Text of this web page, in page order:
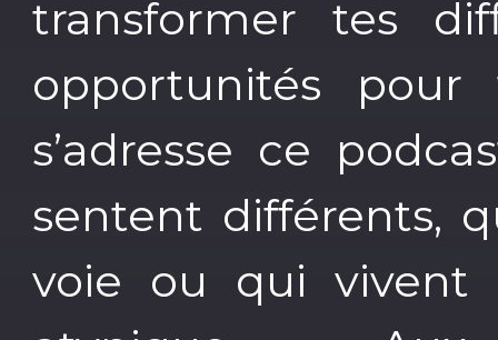
transformer tes
opportunités
s’adresse ce
sentent différents,
voie ou qui vivent